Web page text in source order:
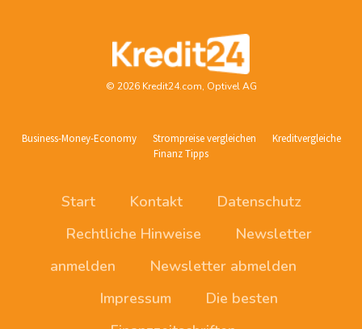
© 2026 Kredit24.com, Optivel AG
Business-Money-Economy Strompreise vergleichen
Kreditvergleiche
Finanz Tipps
Start Kontakt
Datenschutz
Rechtliche Hinweise
Newsletter
anmelden
Newsletter abmelden
Impressum
Die besten